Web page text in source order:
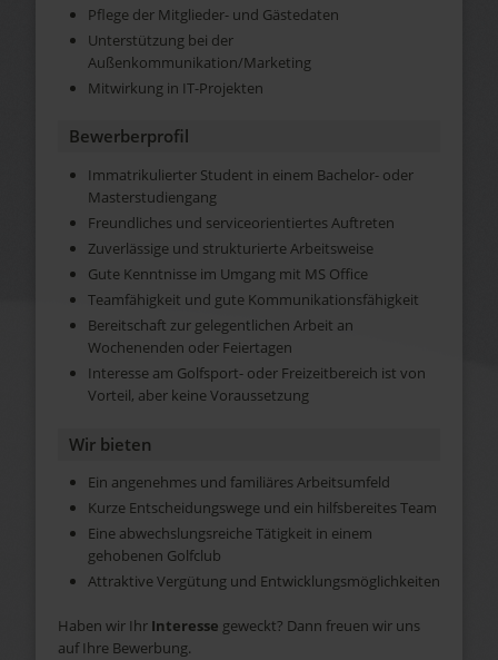
Pflege der Mitglieder- und Gästedaten
Unterstützung bei der
Außenkommunikation/Marketing
Mitwirkung in IT-Projekten
Bewerberprofil
Immatrikulierter Student in einem Bachelor- oder
Masterstudiengang
Freundliches und serviceorientiertes Auftreten
Zuverlässige und strukturierte Arbeitsweise
Gute Kenntnisse im Umgang mit MS Office
Teamfähigkeit und gute Kommunikationsfähigkeit
Bereitschaft zur gelegentlichen Arbeit an
Wochenenden oder Feiertagen
Interesse am Golfsport- oder Freizeitbereich ist von
Vorteil, aber keine Voraussetzung
Wir bieten
Ein angenehmes und familiäres Arbeitsumfeld
Kurze Entscheidungswege und ein hilfsbereites Team
Eine abwechslungsreiche Tätigkeit in einem
gehobenen Golfclub
Attraktive Vergütung und Entwicklungsmöglichkeiten
Haben wir IhrInteresse geweckt? Dann freuen wir uns
auf Ihre Bewerbung.